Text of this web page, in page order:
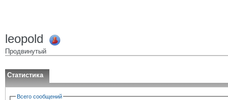
leopold
Продвинутый
Статистика
Всего сообщений